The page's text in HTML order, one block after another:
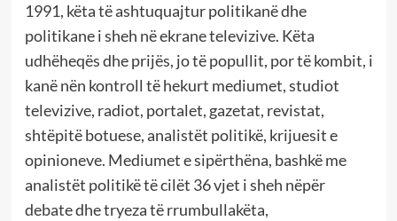
1991, këta të ashtuquajtur politikanë dhe
politikane i sheh në ekrane televizive. Këta
udhëheqës dhe prijës, jo të popullit, por të kombit, i
kanë nën kontroll të hekurt mediumet, studiot
televizive, radiot, portalet, gazetat, revistat,
shtëpitë botuese, analistët politikë, krijuesit e
opinioneve. Mediumet e sipërthëna, bashkë me
analistët politikë të cilët 36 vjet i sheh nëpër
debate dhe tryeza të rrumbullakëta,